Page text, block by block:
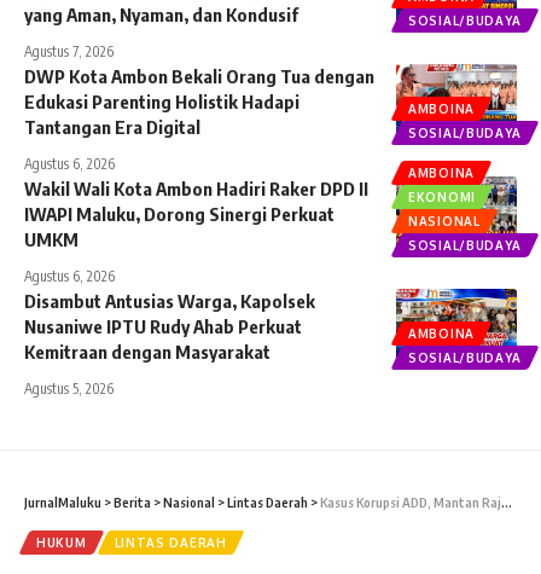
SOSIAL/BUDAYA
yang Aman, Nyaman, dan Kondusif
Agustus 7, 2026
AMBOINA
SOSIAL/BUDAYA
DWP Kota Ambon Bekali Orang Tua dengan
Edukasi Parenting Holistik Hadapi
Tantangan Era Digital
Agustus 6, 2026
AMBOINA
EKONOMI
NASIONAL
SOSIAL/BUDAYA
Wakil Wali Kota Ambon Hadiri Raker DPD II
IWAPI Maluku, Dorong Sinergi Perkuat
UMKM
Agustus 6, 2026
AMBOINA
SOSIAL/BUDAYA
Disambut Antusias Warga, Kapolsek
Nusaniwe IPTU Rudy Ahab Perkuat
Kemitraan dengan Masyarakat
Agustus 5, 2026
JurnalMaluku >Berita >Nasional >Lintas Daerah >Kasus Korupsi ADD, Mantan Raja Siri Sori Islam Dituntut 6 Tahun Penjara
HUKUM LINTAS DAERAH